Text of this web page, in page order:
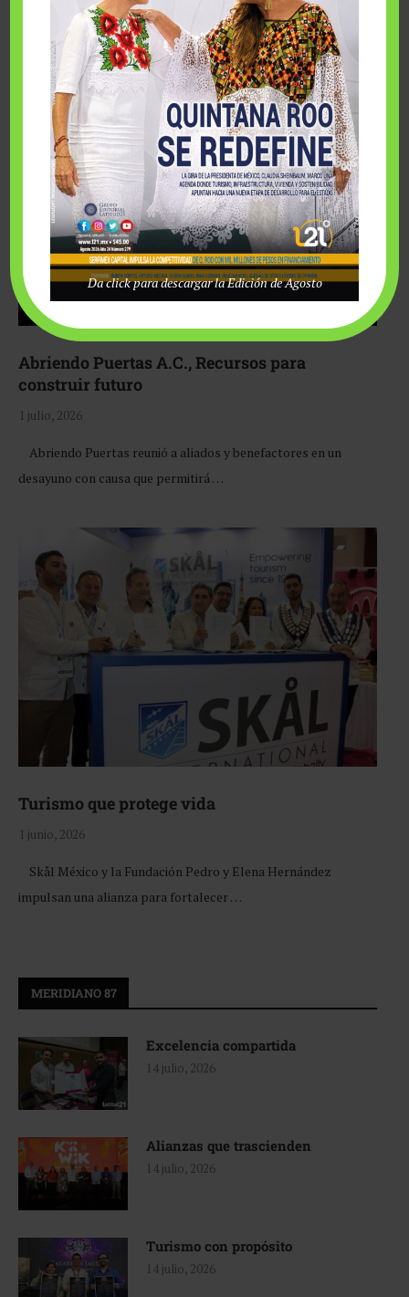
Fairmont Mayakoba y Make-A-Wish México unieron
esfuerzos para hacer realidad el deseo de una …
Abriendo Puertas A.C., Recursos para
construir futuro
1 julio, 2026
Abriendo Puertas reunió a aliados y benefactores en un
desayuno con causa que permitirá …
Turismo que protege vida
1 junio, 2026
Skål México y la Fundación Pedro y Elena Hernández
impulsan una alianza para fortalecer …
MERIDIANO 87
Excelencia compartida
14 julio, 2026
Alianzas que trascienden
14 julio, 2026
Turismo con propósito
14 julio, 2026
Da click para descargar la Edición de Agosto